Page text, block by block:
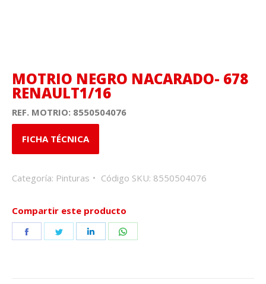
MOTRIO NEGRO NACARADO- 678
RENAULT1/16
REF. MOTRIO: 8550504076
FICHA TÉCNICA
Categoría: Pinturas Código SKU: 8550504076
Compartir este producto
Share
Share
Share